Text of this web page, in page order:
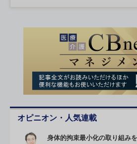
オピニオン・人気連載
身体的拘束最小化の取り組み